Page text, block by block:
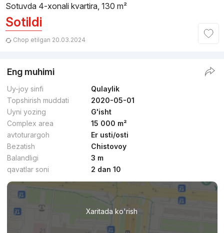
Topshirildi 2018
4-xonali kvartira, 110 m²
Sotuvda 4-xonali kvartira, 130 m²
Sotildi
Chop etilgan 20.03.2024
Eng muhimi
Uy-joy sinfi
Qulaylik
Topshirish muddati
2020-05-01
Uyni yozing
G'isht
Complex area
15 000 m²
avtoturargoh
Er usti/osti
Bezatish
Chistovoy
Balandligi
3 m
qavatlar soni
2 dan 10
Xaritada ko'rish